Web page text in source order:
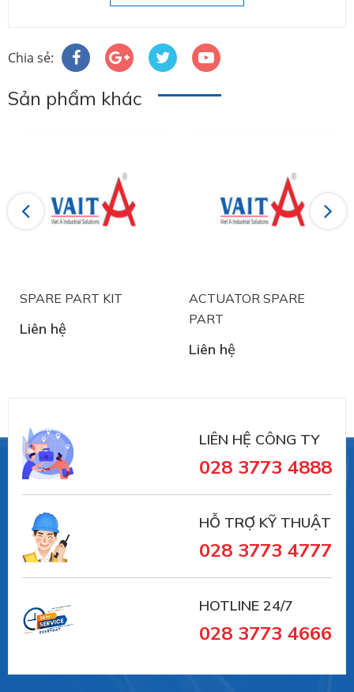
Chia sẻ:
Sản phẩm khác
Previous
SPARE PART KIT
Liên hệ
ACTUATOR SPARE
PART
Liên hệ
Next
LIÊN HỆ CÔNG TY
028 3773 4888
HỖ TRỢ KỸ THUẬT
028 3773 4777
HOTLINE 24/7
028 3773 4666